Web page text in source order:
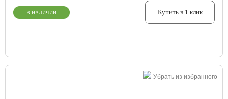
В НАЛИЧИИ Купить в 1 клик
Убрать из избранного